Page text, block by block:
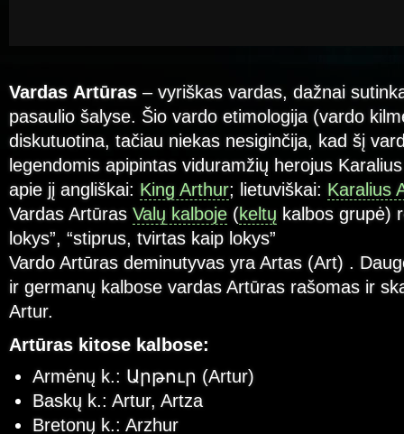
Vardas Artūras – vyriškas vardas, dažnai
pasaulio šalyse. Šio vardo etimologija (vardo
diskutuotina, tačiau niekas nesiginčija, kad šį
legendomis apipintas viduramžių herojus
apie jį angliškai: King Arthur; lietuviškai: Karalius
Vardas Artūras Valų kalboje (keltų kalbos grupė)
lokys”, “stiprus, tvirtas kaip lokys”
Vardo Artūras deminutyvas yra Artas (Art) .
ir germanų kalbose vardas Artūras rašomas ir
Artur.
Artūras kitose kalbose:
Armėnų k.: Արթուր (Artur)
Baskų k.: Artur, Artza
Bretonų k.: Arzhur